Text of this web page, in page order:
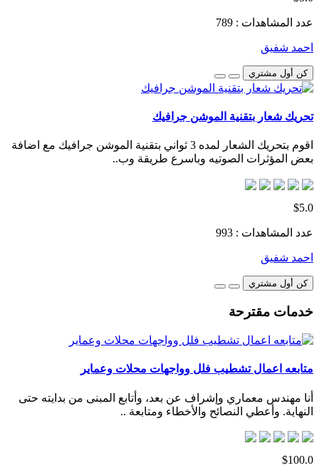
عدد المشاهدات : 789
احمد شفيق
كن أول مشتري
تحريك شعار بتقنية الموشن جرافيك
اقوم بتحريك الشعار لمده 3 ثواني بتقنية الموشن جرافيك مع اضافة
بعض المؤثرات الصوتيه وباسرع طريقة وب..
$5.0
عدد المشاهدات : 993
احمد شفيق
كن أول مشتري
خدمات مقترحة
متابعه اعمال تشطيب فلل وواجهات محلات وعماير
أنا مهندس معماري وإشراف عن بعد، وأتابع المبنى من بدايته حتى
النهاية. وأعطي النصائح والأخطاء ومتابعة ..
$100.0